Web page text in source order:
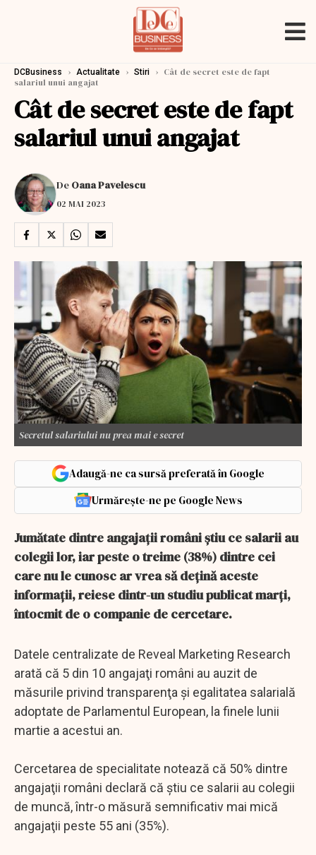
DCBusiness › Actualitate › Stiri › Cât de secret este de fapt
salariul unui angajat
Cât de secret este de fapt
salariul unui angajat
De Oana Pavelescu
02 MAI 2023
Secretul salariului nu prea mai e secret
Adaugă-ne ca sursă preferată în Google
Urmărește-ne pe Google News
Jumătate dintre angajaţii români ştiu ce salarii au
colegii lor, iar peste o treime (38%) dintre cei
care nu le cunosc ar vrea să deţină aceste
informaţii, reiese dintr-un studiu publicat marţi,
întocmit de o companie de cercetare.
Datele centralizate de Reveal Marketing Research
arată că 5 din 10 angajaţi români au auzit de
măsurile privind transparenţa şi egalitatea salarială
adoptate de Parlamentul European, la finele lunii
martie a acestui an.
Cercetarea de specialitate notează că 50% dintre
angajaţii români declară că ştiu ce salarii au colegii
de muncă, într-o măsură semnificativ mai mică
angajaţii peste 55 ani (35%).